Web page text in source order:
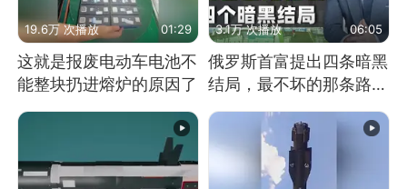
19.6万 次播放 01:29
这就是报废电动车电池不
能整块扔进熔炉的原因了
3.1万 次播放 06:05
俄罗斯首富提出四条暗黑
结局，最不坏的那条路是